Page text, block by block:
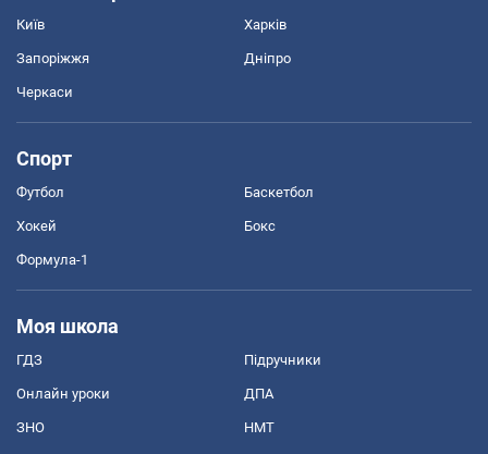
Київ Харків
Запоріжжя Дніпро
Черкаси
Спорт
Футбол Баскетбол
Хокей Бокс
Формула-1
Моя школа
ГДЗ Підручники
Онлайн уроки ДПА
ЗНО НМТ